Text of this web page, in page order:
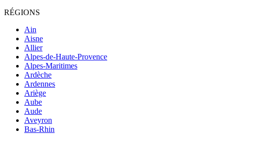
RÉGIONS
Ain
Aisne
Allier
Alpes-de-Haute-Provence
Alpes-Maritimes
Ardèche
Ardennes
Ariège
Aube
Aude
Aveyron
Bas-Rhin